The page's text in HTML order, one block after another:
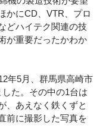
かにCD、VTR、プロ
どハイテク関連の技
が重要だったかわか
年5月、群馬県高崎市
た。その中の1台は
、あえなく鉄くずと
前に撮影した写真を